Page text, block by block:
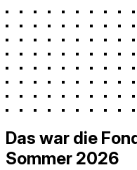
Das war die
Sommer 2026